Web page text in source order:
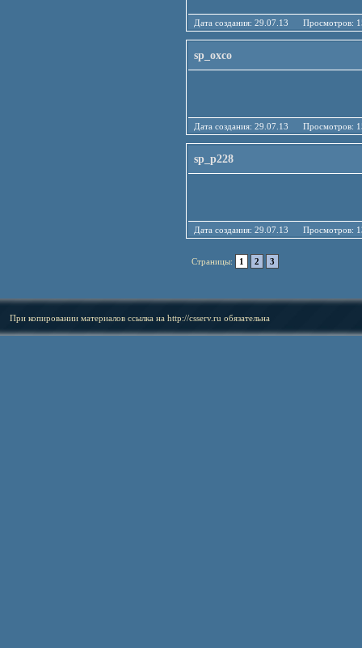
Дата создания: 29.07.13
sp_oxco
Дата создания: 29.07.13
sp_p228
Дата создания: 29.07.13
Страницы: 1 2 3
При копировании материалов ссылка на http://csserv.ru обязательна